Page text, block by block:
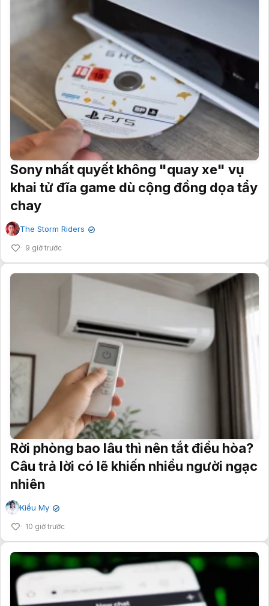
Sony nhất quyết không "quay xe" vụ
khai tử đĩa game dù cộng đồng dọa tẩy
chay
The Storm Riders ✔
9 giờ trước
Rời phòng bao lâu thì nên tắt điều hòa?
Câu trả lời có lẽ khiến nhiều người ngạc
nhiên
Kiều My ✔
10 giờ trước